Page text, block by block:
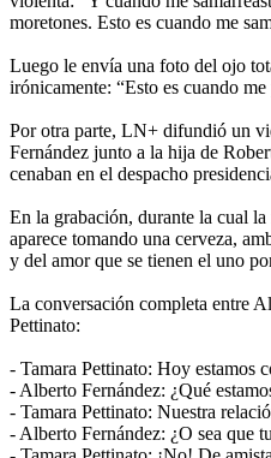
moretones. Esto es cuando me
Luego le envía una foto del ojo
irónicamente: “Esto es cuando me
Por otra parte, LN+ difundió un
Fernández junto a la hija de
cenaban en el despacho
En la grabación, durante la cual
aparece tomando una cerveza,
y del amor que se tienen el uno
La conversación completa entre
Pettinato:
- Tamara Pettinato: Hoy estamos
- Alberto Fernández: ¿Qué
- Tamara Pettinato: Nuestra
- Alberto Fernández: ¿O sea que